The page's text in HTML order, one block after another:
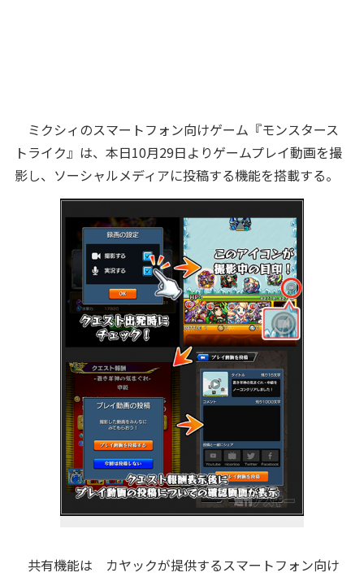
ミクシィのスマートフォン向けゲーム『モンスタース
トライク』は、本日10月29日よりゲームプレイ動画を撮
影し、ソーシャルメディアに投稿する機能を搭載する。
共有機能は カヤックが提供するスマートフォン向け